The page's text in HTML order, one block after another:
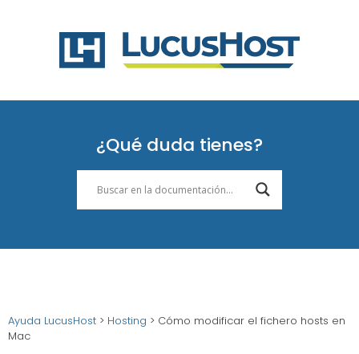
¿Qué duda tienes?
Ayuda LucusHost > Hosting > Cómo modificar el fichero hosts en
Mac